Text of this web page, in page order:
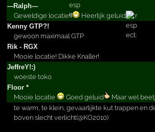
---Ralph---
Geweldige locatie!!
Heerlijk geluid
Kenny GTP?!
gewoon maximaal GTP
Rik - RGX
Mooie locatie! Dikke Knaller!
JeffreY!:)
woeste toko
Floor *
Mooie locatie Goed geluid Maar wel
te warm, te klein, gevaarlijkte kut trappen en
boven slecht verlicht(@KO2010)